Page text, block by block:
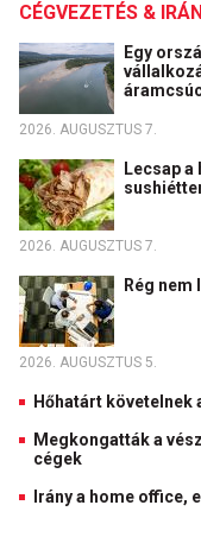
CÉGVEZETÉS &
Egy
2026. AUGUSZTUS 7.
Lecsap
2026. AUGUSZTUS 7.
Rég
2026. AUGUSZTUS 5.
Hőhatárt követelnek
Megkongatták a
cégek
Irány a home office,